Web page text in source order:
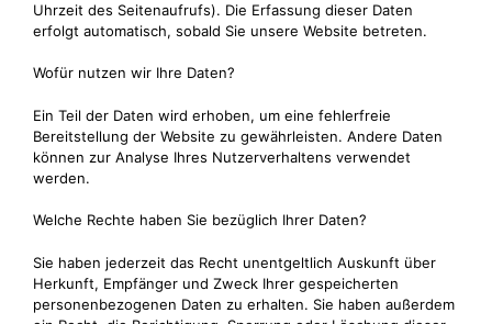
Uhrzeit des Seitenaufrufs). Die Erfassung dieser Daten
erfolgt automatisch, sobald Sie unsere Website betreten.
Wofür nutzen wir Ihre Daten?
Ein Teil der Daten wird erhoben, um eine fehlerfreie
Bereitstellung der Website zu gewährleisten. Andere Daten
können zur Analyse Ihres Nutzerverhaltens verwendet
werden.
Welche Rechte haben Sie bezüglich Ihrer Daten?
Sie haben jederzeit das Recht unentgeltlich Auskunft über
Herkunft, Empfänger und Zweck Ihrer gespeicherten
personenbezogenen Daten zu erhalten. Sie haben außerdem